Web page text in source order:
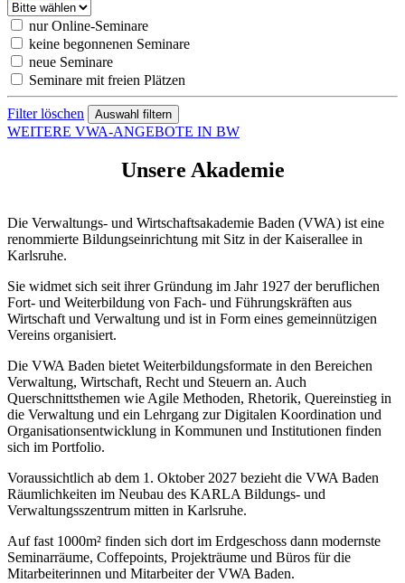
nur Online-Seminare
keine begonnenen Seminare
neue Seminare
Seminare mit freien Plätzen
Filter löschen
WEITERE VWA-ANGEBOTE IN BW
Unsere Akademie
Die Verwaltungs- und Wirtschaftsakademie Baden (VWA) ist eine
renommierte Bildungseinrichtung mit Sitz in der Kaiserallee in
Karlsruhe.
Sie widmet sich seit ihrer Gründung im Jahr 1927 der beruflichen
Fort- und Weiterbildung von Fach- und Führungskräften aus
Wirtschaft und Verwaltung und ist in Form eines gemeinnützigen
Vereins organisiert.
Die VWA Baden bietet Weiterbildungsformate in den Bereichen
Verwaltung, Wirtschaft, Recht und Steuern an. Auch
Querschnittsthemen wie Agile Methoden, Rhetorik, Quereinstieg in
die Verwaltung und ein Lehrgang zur Digitalen Koordination und
Organisationsentwicklung in Kommunen und Institutionen finden
sich im Portfolio.
Voraussichtlich ab dem 1. Oktober 2027 bezieht die VWA Baden
Räumlichkeiten im Neubau des KARLA Bildungs- und
Verwaltungsszentrum mitten in Karlsruhe.
Auf fast 1000m² finden sich dort im Erdgeschoss dann modernste
Seminarräume, Coffepoints, Projekträume und Büros für die
Mitarbeiterinnen und Mitarbeiter der VWA Baden.